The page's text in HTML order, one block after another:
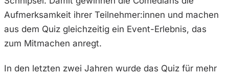
Aufmerksamkeit ihrer Teilnehmer:innen und machen
aus dem Quiz gleichzeitig ein Event-Erlebnis, das
zum Mitmachen anregt.
In den letzten zwei Jahren wurde das Quiz für mehr